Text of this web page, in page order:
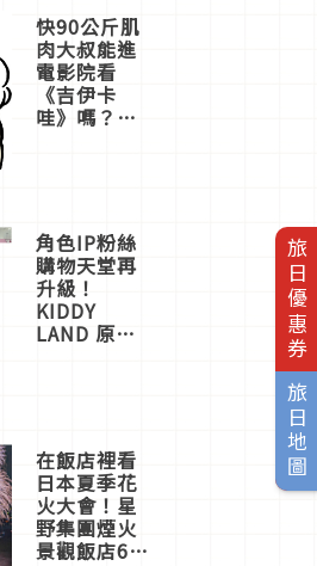
旅日優惠券
旅日地圖
快90公斤肌
肉大叔能進
電影院看
《吉伊卡
哇》嗎？日
一同給出了
答案
角色IP粉絲
購物天堂再
升級！
KIDDY
LAND 原宿
店3分即達
在飯店裡看
日本夏季花
火大會！星
野集團煙火
景觀飯店6